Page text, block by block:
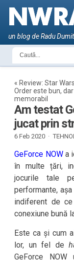
un blog de Radu
« Review: Star
Order este bun,
memorabil
Am testat
jucat prin
6 Feb 2020 ·
GeForce NOWa
în multe țări,
jocurile tale
performante,
indiferent de
conexiune bună
Este ca și cum
lor, un fel de
GeForce